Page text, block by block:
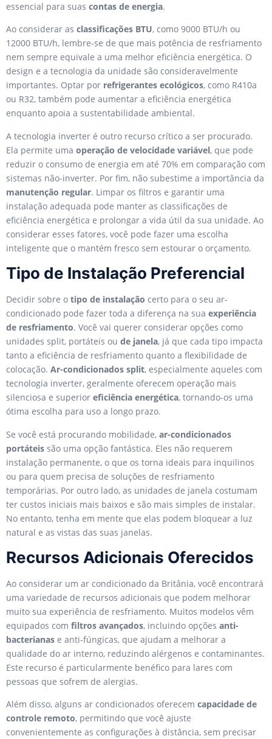
essencial para suas contas de energia.
Ao considerar as classificações BTU, como 9000 BTU/h ou
12000 BTU/h, lembre-se de que mais potência de resfriamento
nem sempre equivale a uma melhor eficiência energética. O
design e a tecnologia da unidade são consideravelmente
importantes. Optar por refrigerantes ecológicos, como R410a
ou R32, também pode aumentar a eficiência energética
enquanto apoia a sustentabilidade ambiental.
A tecnologia inverter é outro recurso crítico a ser procurado.
Ela permite uma operação de velocidade variável, que pode
reduzir o consumo de energia em até 70% em comparação com
sistemas não-inverter. Por fim, não subestime a importância da
manutenção regular. Limpar os filtros e garantir uma
instalação adequada pode manter as classificações de
eficiência energética e prolongar a vida útil da sua unidade. Ao
considerar esses fatores, você pode fazer uma escolha
inteligente que o mantém fresco sem estourar o orçamento.
Tipo de Instalação Preferencial
Decidir sobre o tipo de instalação certo para o seu ar-
condicionado pode fazer toda a diferença na sua experiência
de resfriamento. Você vai querer considerar opções como
unidades split, portáteis ou de janela, já que cada tipo impacta
tanto a eficiência de resfriamento quanto a flexibilidade de
colocação. Ar-condicionados split, especialmente aqueles com
tecnologia inverter, geralmente oferecem operação mais
silenciosa e superior eficiência energética, tornando-os uma
ótima escolha para uso a longo prazo.
Se você está procurando mobilidade, ar-condicionados
portáteis são uma opção fantástica. Eles não requerem
instalação permanente, o que os torna ideais para inquilinos
ou para quem precisa de soluções de resfriamento
temporárias. Por outro lado, as unidades de janela costumam
ter custos iniciais mais baixos e são mais simples de instalar.
No entanto, tenha em mente que elas podem bloquear a luz
natural e as vistas das suas janelas.
Recursos Adicionais Oferecidos
Ao considerar um ar condicionado da Britânia, você encontrará
uma variedade de recursos adicionais que podem melhorar
muito sua experiência de resfriamento. Muitos modelos vêm
equipados com filtros avançados, incluindo opções anti-
bacterianas e anti-fúngicas, que ajudam a melhorar a
qualidade do ar interno, reduzindo alérgenos e contaminantes.
Este recurso é particularmente benéfico para lares com
pessoas que sofrem de alergias.
Além disso, alguns ar condicionados oferecem capacidade de
controle remoto, permitindo que você ajuste
convenientemente as configurações à distância, sem precisar